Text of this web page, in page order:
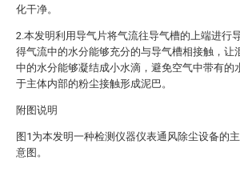
化干净。
2.本发明利用导气片将气流往导气槽的上端进行
得气流中的水分能够充分的与导气槽相接触，让
中的水分能够凝结成小水滴，避免空气中带有的
于主体内部的粉尘接触形成泥巴。
附图说明
图1为本发明一种检测仪器仪表通风除尘设备的
意图。